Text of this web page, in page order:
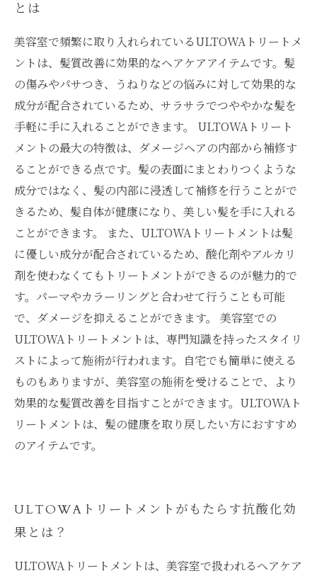
とは
美容室で頻繁に取り入れられているULTOWAトリートメ
ントは、髪質改善に効果的なヘアケアアイテムです。髪
の傷みやパサつき、うねりなどの悩みに対して効果的な
成分が配合されているため、サラサラでつややかな髪を
手軽に手に入れることができます。 ULTOWAトリート
メントの最大の特徴は、ダメージヘアの内部から補修す
ることができる点です。髪の表面にまとわりつくような
成分ではなく、髪の内部に浸透して補修を行うことがで
きるため、髪自体が健康になり、美しい髪を手に入れる
ことができます。 また、ULTOWAトリートメントは髪
に優しい成分が配合されているため、酸化剤やアルカリ
剤を使わなくてもトリートメントができるのが魅力的で
す。パーマやカラーリングと合わせて行うことも可能
で、ダメージを抑えることができます。 美容室での
ULTOWAトリートメントは、専門知識を持ったスタイリ
ストによって施術が行われます。自宅でも簡単に使える
ものもありますが、美容室の施術を受けることで、より
効果的な髪質改善を目指すことができます。ULTOWAト
リートメントは、髪の健康を取り戻したい方におすすめ
のアイテムです。
ULTOWAトリートメントがもたらす抗酸化効
果とは？
ULTOWAトリートメントは、美容室で扱われるヘアケア